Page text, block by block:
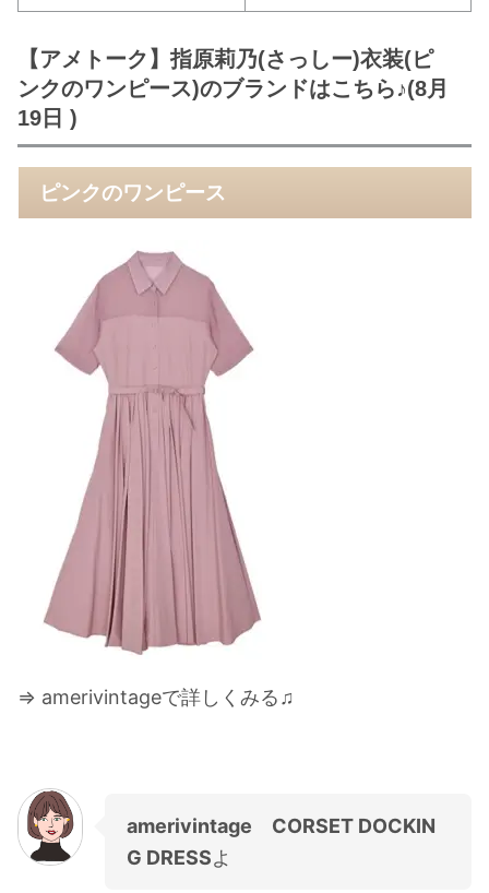
【アメトーク】指原莉乃(さっしー)衣装(ピ
ンクのワンピース)のブランドはこちら♪(8月
19日 )
ピンクのワンピース
⇒ amerivintageで詳しくみる♫
amerivintage CORSET DOCKIN
G DRESSよ